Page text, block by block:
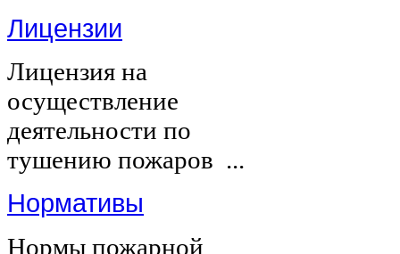
Лицензии
Лицензия на
осуществление
деятельности по
тушению пожаров ...
Нормативы
Нормы пожарной